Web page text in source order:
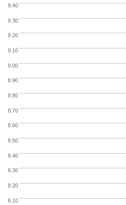
8.50
9.00
8.10
8.20
8.30
8.40
8.60
8.70
8.80
8.90
9.10
9.20
9.30
9.40